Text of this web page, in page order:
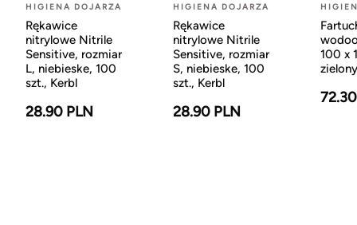
HIGIENA DOJARZA
Rękawice
nitrylowe Nitrile
Sensitive, rozmiar
L, niebieske, 100
szt., Kerbl
28.90 PLN
HIGIENA DOJARZA
Rękawice
nitrylowe Nitrile
Sensitive, rozmiar
S, niebieske, 100
szt., Kerbl
28.90 PLN
100 x